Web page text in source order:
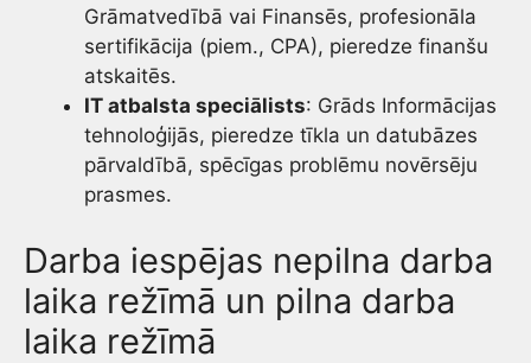
Grāmatvedībā vai Finansēs, profesionāla
sertifikācija (piem., CPA), pieredze finanšu
atskaitēs.
IT atbalsta speciālists: Grāds Informācijas
tehnoloģijās, pieredze tīkla un datubāzes
pārvaldībā, spēcīgas problēmu novērsēju
prasmes.
Darba iespējas nepilna darba
laika režīmā un pilna darba
laika režīmā